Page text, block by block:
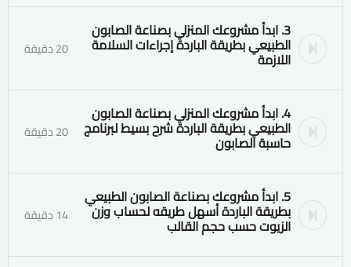
3. ابدأ مشروعك المنزلي بصناعة الصابون
الطبيعي بطريقة الباردة إجراءات السلامة
اللازمة 20 دقيقة
4. ابدأ مشروعك المنزلي بصناعة الصابون
الطبيعي بطريقة الباردة شرح بسيط لبرنامج
حاسبة الصابون 20 دقيقة
5. ابدأ مشروعك بصناعة الصابون الطبيعي
بطريقة الباردة أسهل طريقه لحساب وزن
الزيوت حسب حجم القالب 14 دقيقة